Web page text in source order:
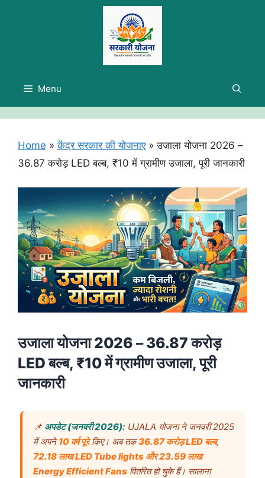
Menu
Home »केंद्र सरकार की योजनाए»उजाला योजना 2026 –
36.87 करोड़ LED बल्ब, ₹10 में ग्रामीण उजाला, पूरी जानकारी
उजाला योजना 2026 – 36.87 करोड़
LED बल्ब, ₹10 में ग्रामीण उजाला, पूरी
जानकारी
📌 अपडेट (जनवरी 2026): UJALA योजना ने जनवरी 2025
में अपने10 वर्ष पूरेकिए। अब तक36.87 करोड़ LED बल्ब,
72.18 लाख LED Tube lights और 23.59 लाख
Energy Efficient Fans वितरित हो चुके हैं। सालाना